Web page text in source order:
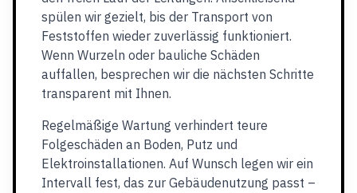
spülen wir gezielt, bis der Transport von
Feststoffen wieder zuverlässig funktioniert.
Wenn Wurzeln oder bauliche Schäden
auffallen, besprechen wir die nächsten Schritte
transparent mit Ihnen.
Regelmäßige Wartung verhindert teure
Folgeschäden an Boden, Putz und
Elektroinstallationen. Auf Wunsch legen wir ein
Intervall fest, das zur Gebäudenutzung passt –